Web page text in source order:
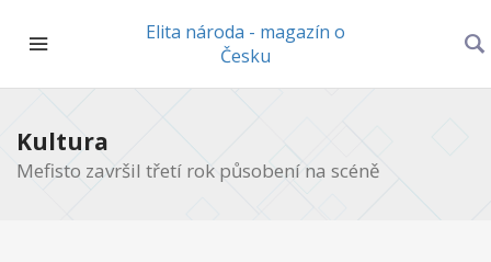
Elita národa - magazín o
Česku
Kultura
Mefisto završil třetí rok působení na scéně